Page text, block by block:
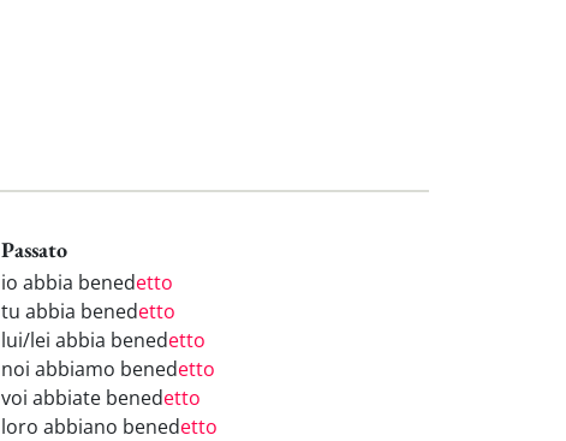
Passato
io abbia benedetto
tu abbia benedetto
lui/lei abbia benedetto
noi abbiamo benedetto
voi abbiate benedetto
loro abbiano benedetto